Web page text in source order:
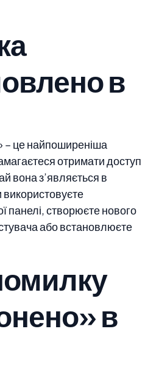
в
– це найпоширеніша
отримати доступ
вона з’являється в
використовуєте
панелі, створюєте нового
або встановлюєте
в